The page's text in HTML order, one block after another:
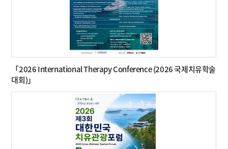
「2026 International Therapy Conference (2026 국제치유학술
대회)」